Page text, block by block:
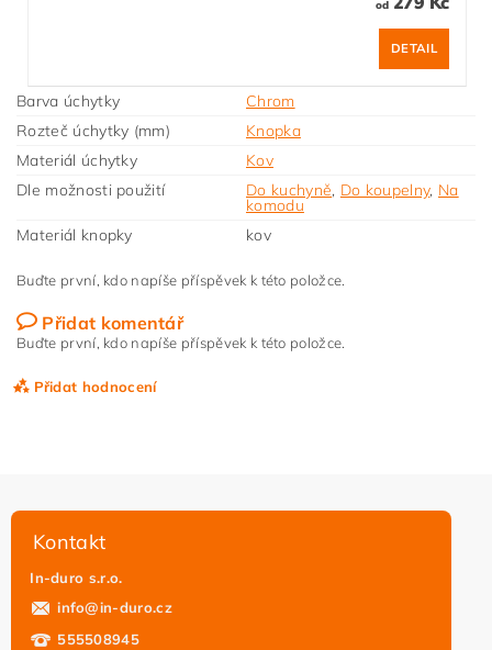
od
DETAIL
Barva úchytky
Chrom
Rozteč úchytky (mm)
Knopka
Materiál úchytky
Kov
Dle možnosti použití
Do kuchyně, Do koupelny, Na
komodu
Materiál knopky
kov
Buďte první, kdo napíše příspěvek k této položce.
Přidat komentář
Buďte první, kdo napíše příspěvek k této položce.
Přidat hodnocení
Kontakt
In-duro s.r.o.
info@in-duro.cz
555508945